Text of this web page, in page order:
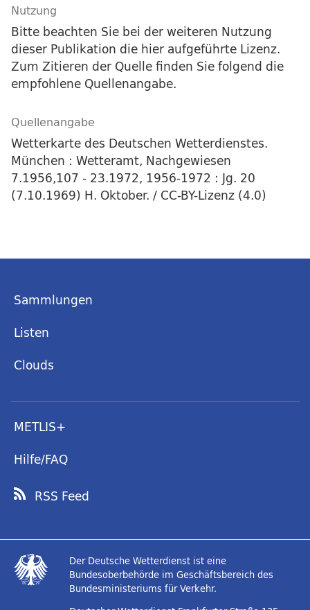
Nutzung
Bitte beachten Sie bei der weiteren Nutzung
dieser Publikation die hier aufgeführte Lizenz.
Zum Zitieren der Quelle finden Sie folgend die
empfohlene Quellenangabe.
Quellenangabe
Wetterkarte des Deutschen Wetterdienstes.
München : Wetteramt, Nachgewiesen
7.1956,107 - 23.1972, 1956-1972 : Jg. 20
(7.10.1969) H. Oktober. / CC-BY-Lizenz (4.0)
Sammlungen
Listen
Clouds
METLIS+
Hilfe/FAQ
RSS Feed
Der Deutsche Wetterdienst ist eine
Bundesoberbehörde im Geschäftsbereich des
Bundesministeriums für Verkehr.